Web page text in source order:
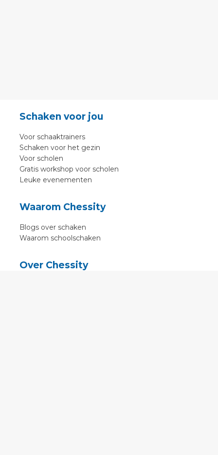
Schaken voor jou
Voor schaaktrainers
Schaken voor het gezin
Voor scholen
Gratis workshop voor scholen
Leuke evenementen
Waarom Chessity
Blogs over schaken
Waarom schoolschaken
Over Chessity